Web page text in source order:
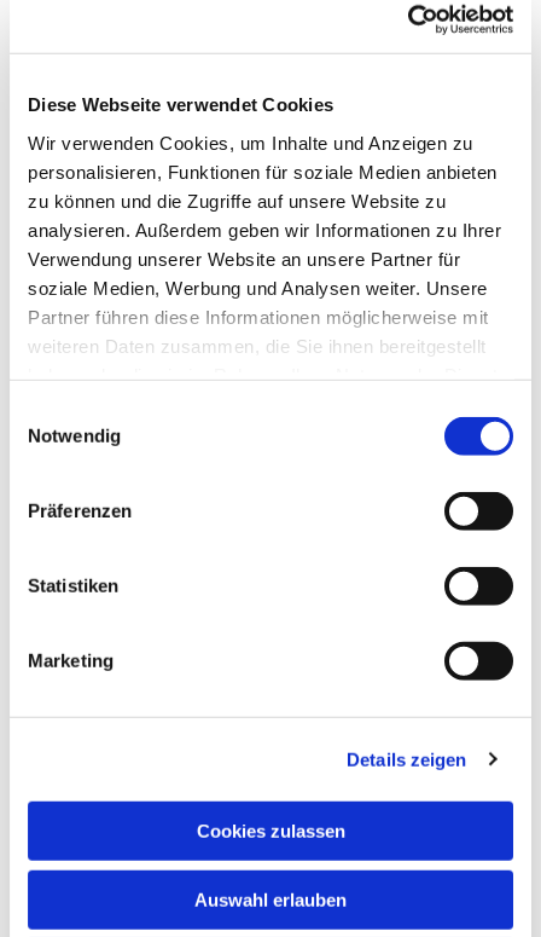
Diese Webseite verwendet Cookies
Wir verwenden Cookies, um Inhalte und Anzeigen zu
personalisieren, Funktionen für soziale Medien anbieten
zu können und die Zugriffe auf unsere Website zu
analysieren. Außerdem geben wir Informationen zu Ihrer
Verwendung unserer Website an unsere Partner für
soziale Medien, Werbung und Analysen weiter. Unsere
Partner führen diese Informationen möglicherweise mit
weiteren Daten zusammen, die Sie ihnen bereitgestellt
Notwendig
Präferenzen
Statistiken
Marketing
Details zeigen
Cookies zulassen
Auswahl erlauben
Aufbau und fachliche Begleitung von
Büro und Sprechzeiten